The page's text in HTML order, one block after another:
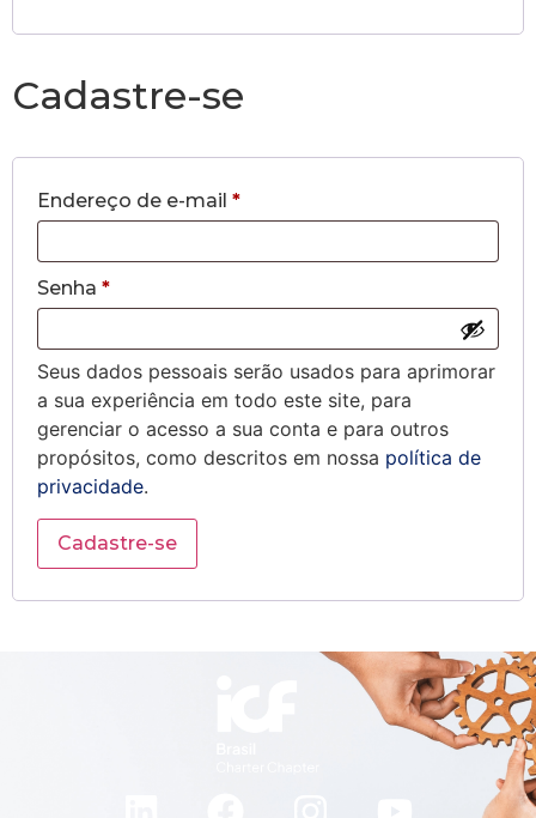
Cadastre-se
Endereço de e-mail *
Senha *
Seus dados pessoais serão usados para aprimorar
a sua experiência em todo este site, para
gerenciar o acesso a sua conta e para outros
propósitos, como descritos em nossa política de
privacidade.
Cadastre-se